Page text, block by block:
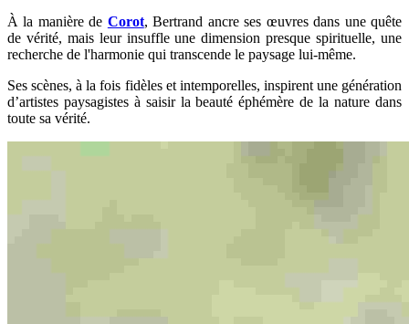
À la manière de Corot, Bertrand ancre ses œuvres dans une quête
de vérité, mais leur insuffle une dimension presque spirituelle, une
recherche de l'harmonie qui transcende le paysage lui-même.
Ses scènes, à la fois fidèles et intemporelles, inspirent une génération
d’artistes paysagistes à saisir la beauté éphémère de la nature dans
toute sa vérité.